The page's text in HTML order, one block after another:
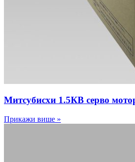
Митсубисхи 1.5КВ серво
Прикажи више »